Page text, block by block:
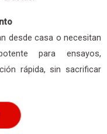
desde casa o necesitan
para ensayos,
rápida, sin sacrificar